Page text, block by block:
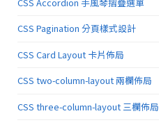
CSS Pagination 分頁樣式設計
CSS Card Layout 卡片佈局
CSS two-column-layout 兩欄佈局
CSS three-column-layout 三欄佈局